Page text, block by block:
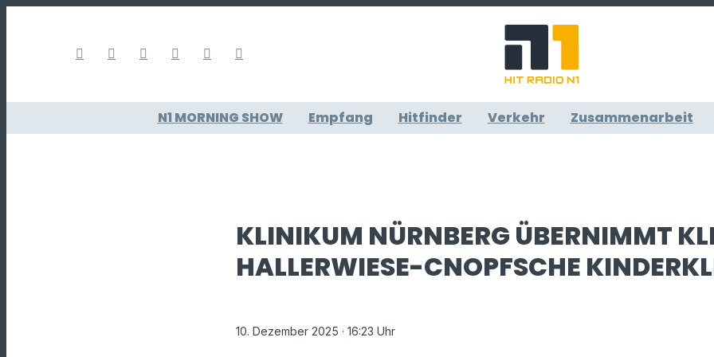
N1 MORNING SHOW Empfang Hitfinder Verkehr Zusammenarbeit
KLINIKUM NÜRNBERG ÜBERNIMMT
HALLERWIESE-CNOPFSCHE
10. Dezember 2025 · 16:23 Uhr